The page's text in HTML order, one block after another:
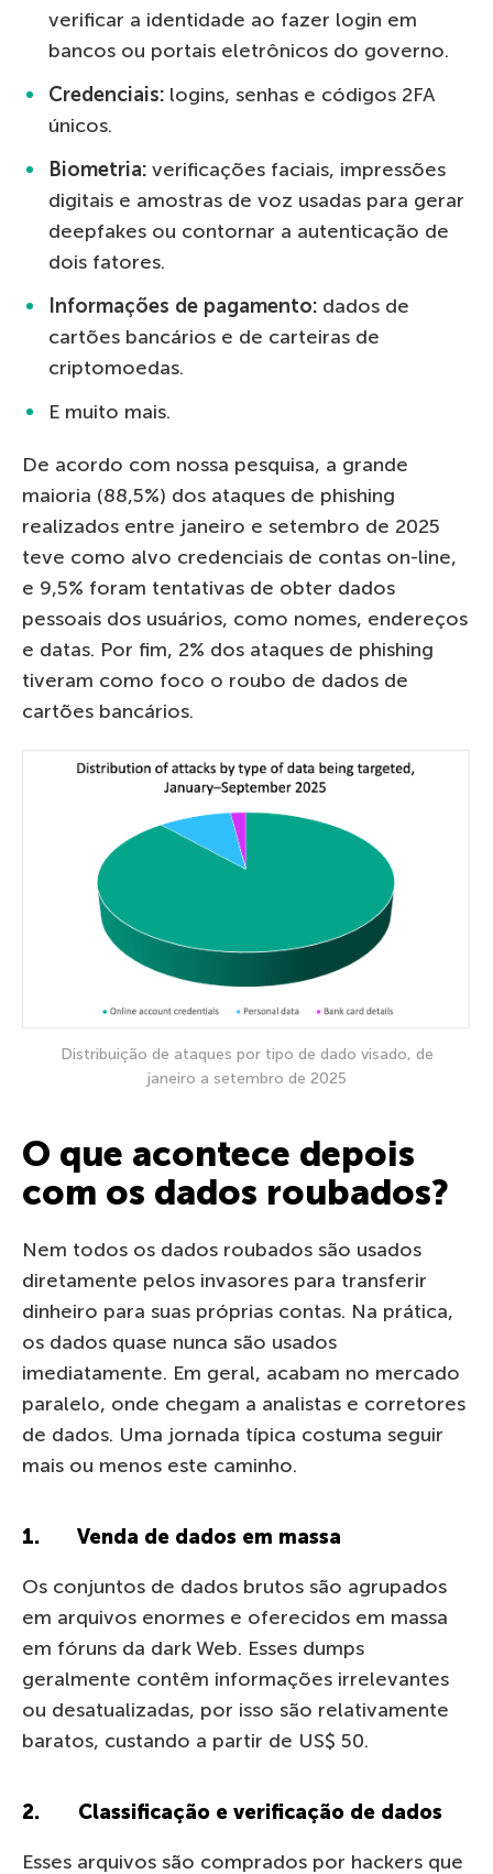
verificar a identidade ao fazer login em
bancos ou portais eletrônicos do governo.
Credenciais: logins, senhas e códigos 2FA
únicos.
Biometria: verificações faciais, impressões
digitais e amostras de voz usadas para gerar
deepfakes ou contornar a autenticação de
dois fatores.
Informações de pagamento: dados de
cartões bancários e de carteiras de
criptomoedas.
E muito mais.
De acordo com nossa pesquisa, a grande
maioria (88,5%) dos ataques de phishing
realizados entre janeiro e setembro de 2025
teve como alvo credenciais de contas on-line,
e 9,5% foram tentativas de obter dados
pessoais dos usuários, como nomes, endereços
e datas. Por fim, 2% dos ataques de phishing
tiveram como foco o roubo de dados de
cartões bancários.
Distribuição de ataques por tipo de dado visado, de
janeiro a setembro de 2025
O que acontece depois
com os dados roubados?
Nem todos os dados roubados são usados
diretamente pelos invasores para transferir
dinheiro para suas próprias contas. Na prática,
os dados quase nunca são usados
imediatamente. Em geral, acabam no mercado
paralelo, onde chegam a analistas e corretores
de dados. Uma jornada típica costuma seguir
mais ou menos este caminho.
1. Venda de dados em massa
Os conjuntos de dados brutos são agrupados
em arquivos enormes e oferecidos em massa
em fóruns da dark Web. Esses dumps
geralmente contêm informações irrelevantes
ou desatualizadas, por isso são relativamente
baratos, custando a partir de US$ 50.
2. Classificação e verificação de dados
Esses arquivos são comprados por hackers que